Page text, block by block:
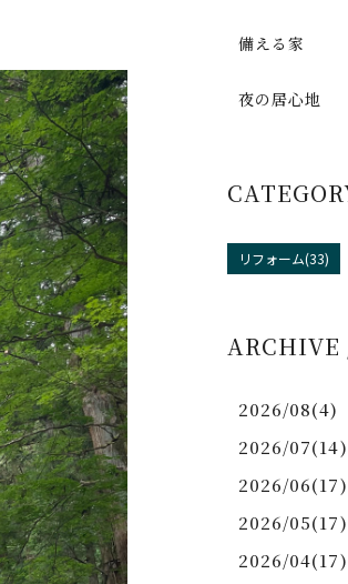
備える家
夜の居心地
リフォーム(33)
ARCHIVE
2026/08(4)
2026/07(14)
2026/06(17)
2026/05(17)
2026/04(17)